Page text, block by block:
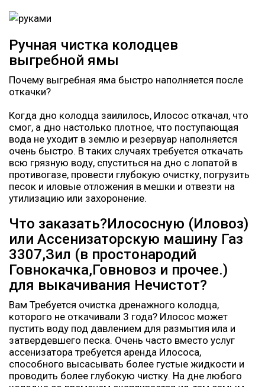
Ручная чистка колодцев
выгребной ямы
Почему выгребная яма быстро наполняется после
откачки?
Когда дно колодца заилилось, Илосос откачал, что
смог, а дно настолько плотное, что поступающая
вода не уходит в землю и резервуар наполняется
очень быстро. В таких случаях требуется откачать
всю грязную воду, спуститься на дно с лопатой в
противогазе, провести глубокую очистку, погрузить
песок и иловые отложения в мешки и отвезти на
утилизацию или захоронение.
Что заказать?Илососную (Иловоз)
или Ассенизаторскую машину Газ
3307,Зил (в простонародий
Говнокачка,Говновоз и прочее.)
для выкачивания Нечистот?
Вам Требуется очистка дренажного колодца,
которого не откачивали 3 года? Илосос может
пустить воду под давлением для размытия ила и
затвердевшего песка. Очень часто вместо услуг
ассенизатора требуется аренда Илососа,
способного высасывать более густые жидкости и
проводить более глубокую чистку. На дне любого